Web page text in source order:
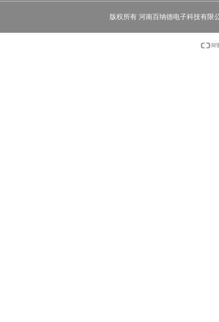
版权所有 河南百纳德电子科技有